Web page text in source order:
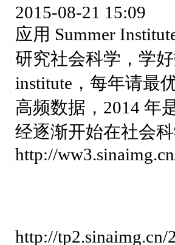
2015-08-21 15:09
应用 Summer
研究社会科学，学
institute，每年请最
高频数据，2014 年
经逐渐开始在社会
http://
http://